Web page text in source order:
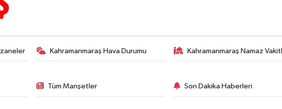
Kahramanmaraş Hava Durumu Kahramanmaraş Namaz
Tüm Manşetler Son Dakika Haberleri